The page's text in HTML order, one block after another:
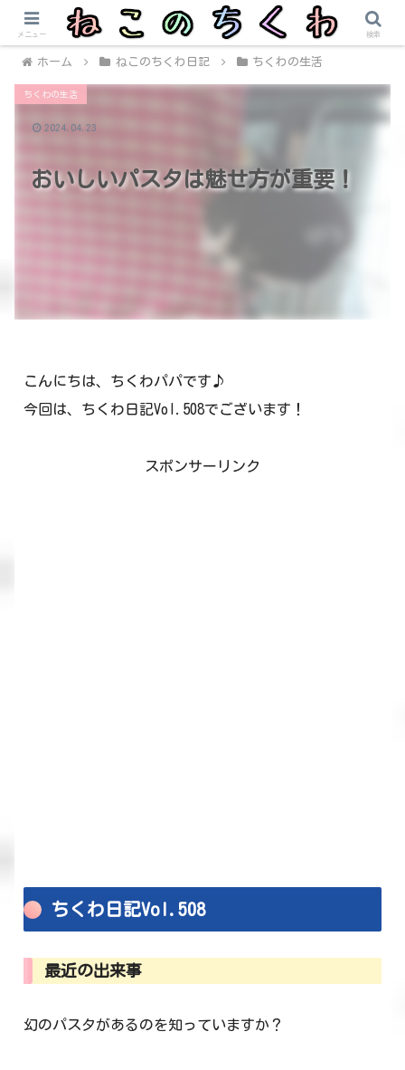
ホーム ねこのちくわ日記 ちくわの生活
おいしいパスタは魅せ方が重要！
ちくわの生活
2024.04.23
こんにちは、ちくわパパです♪
今回は、ちくわ日記Vol.508でございます！
スポンサーリンク
ちくわ日記Vol.508
最近の出来事
幻のパスタがあるのを知っていますか？
メニュー 検索